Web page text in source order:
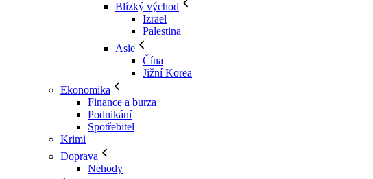
Blízký východ
Izrael
Palestina
Asie
Čína
Jižní Korea
Ekonomika
Finance a burza
Podnikání
Spotřebitel
Krimi
Doprava
Nehody